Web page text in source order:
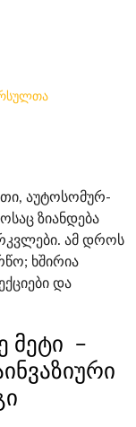
აუტოსომურ-
ზიანდება
ამ დროს
ხშირია
და
მეტი –